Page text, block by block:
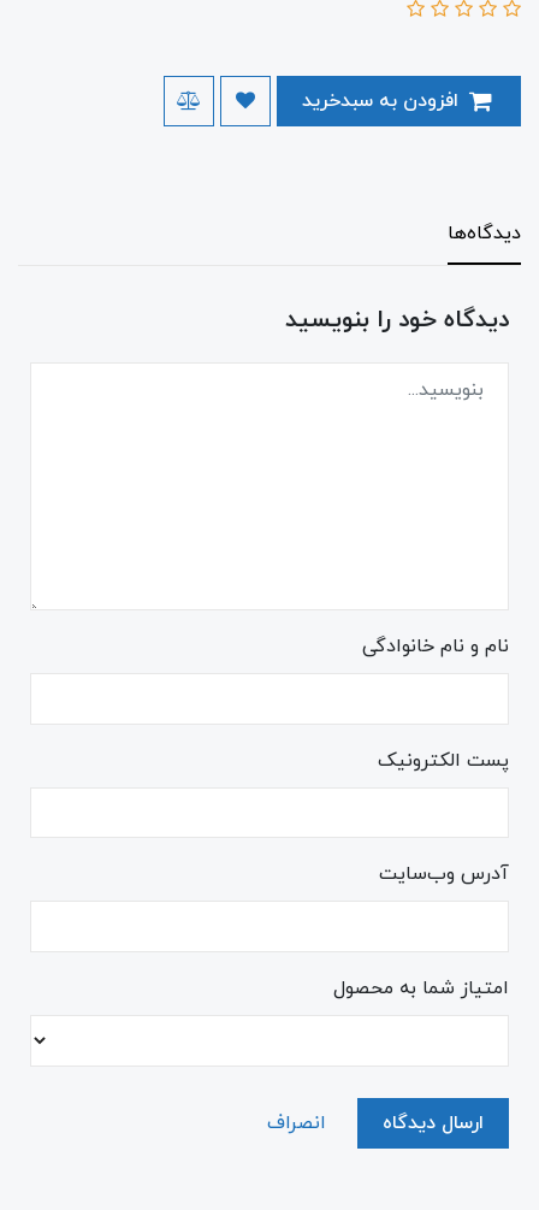
دیدگاه‌ها
دیدگاه خود را بنویسید
نام و نام خانوادگی
پست الکترونیک
آدرس وب‌سایت
امتیاز شما به محصول
ارسال دیدگاه انصراف